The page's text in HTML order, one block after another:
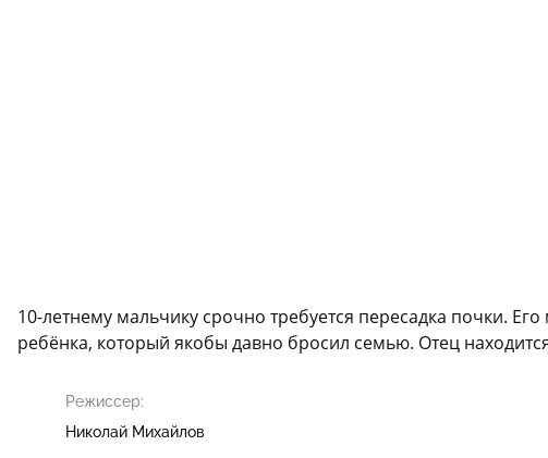
10-летнему мальчику срочно требуется пересадка почки.
ребёнка, который якобы давно бросил семью. Отец
Режиссер:
Николай Михайлов